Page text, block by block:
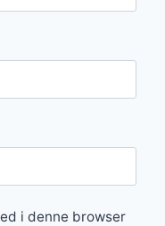
i denne browser